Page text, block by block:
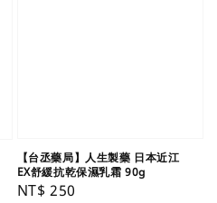
【台丞藥局】人生製藥 日本近江
EX舒緩抗乾保濕乳霜 90g
Regular
NT$ 250